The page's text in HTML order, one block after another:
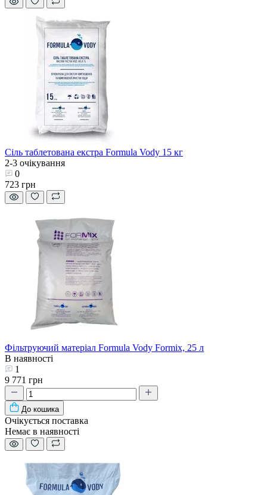
Сіль таблетована екстра Formula Vody 15 кг
2-3 очікування
0
723 грн
Фільтруючий матеріал Formula Vody Formix, 25 л
В наявності
1
9 771 грн
До кошика
Очікується поставка
Немає в наявності